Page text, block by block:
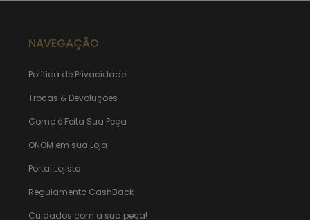
NAVEGAÇÃO
Política de Privacidade
Trocas & Devoluções
Como é Feita Sua Peça
ONOM em sua Loja
Portal Lojista
Regulamento CashBack
Cuidados com a sua peça!